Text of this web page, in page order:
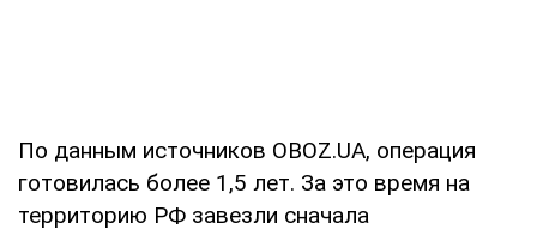
По данным источников OBOZ.UA, операция
готовилась более 1,5 лет. За это время на
территорию РФ завезли сначала